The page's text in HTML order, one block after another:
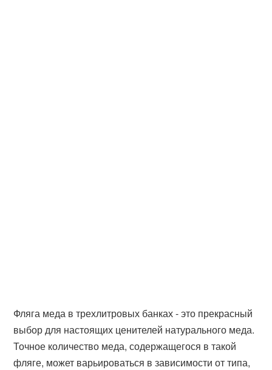
Фляга меда в трехлитровых банках - это прекрасный
выбор для настоящих ценителей натурального меда.
Точное количество меда, содержащегося в такой
фляге, может варьироваться в зависимости от типа,